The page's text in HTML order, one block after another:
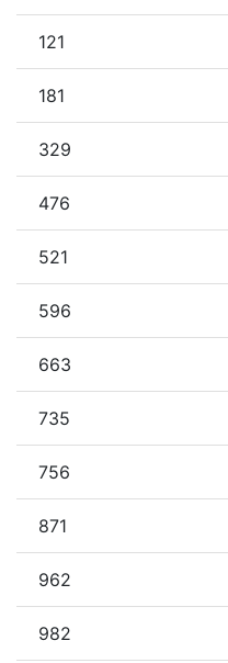
121
181
329
476
521
596
663
735
756
871
962
982